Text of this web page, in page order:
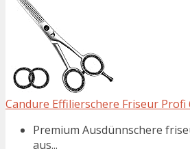
Candure Effilierschere Friseur
Premium Ausdünnschere
aus...